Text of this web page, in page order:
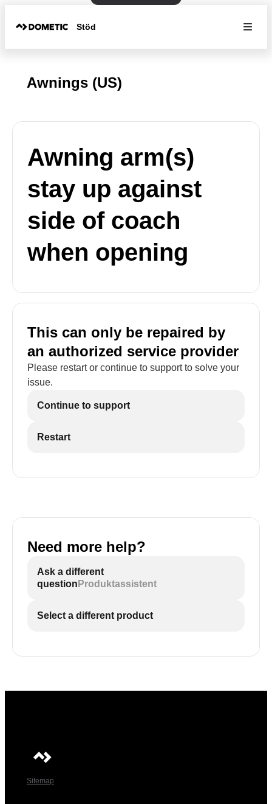
Stöd
Awnings (US)
Awning arm(s)
stay up against
side of coach
when opening
This can only be repaired by
an authorized service provider
Please restart or continue to support to solve your
issue.
Continue to support
Restart
Need more help?
Ask a different
question Produktassistent
Select a different product
Sitemap